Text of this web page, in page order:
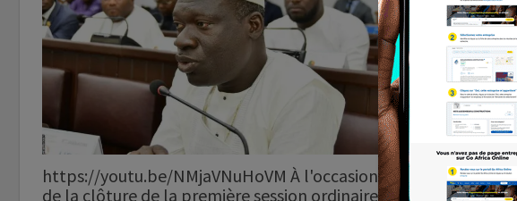
https://youtu.be/NMjaVNuHoVM À l'occasion
de la clôture de la première session ordinaire
ACTUALITÉS